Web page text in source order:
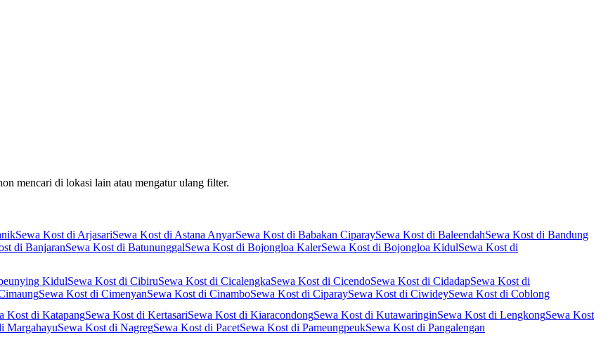
mencari di lokasi lain atau mengatur ulang filter.
Sewa Kost di ArjasariSewa Kost di Astana AnyarSewa Kost di Babakan CiparaySewa Kost di BaleendahSewa Kost di Bandung
di BanjaranSewa Kost di BatununggalSewa Kost di Bojongloa KalerSewa Kost di Bojongloa KidulSewa Kost di
KidulSewa Kost di CibiruSewa Kost di CicalengkaSewa Kost di CicendoSewa Kost di CidadapSewa Kost di
Sewa Kost di CimenyanSewa Kost di CinamboSewa Kost di CiparaySewa Kost di CiwideySewa Kost di Coblong
Kost di KatapangSewa Kost di KertasariSewa Kost di KiaracondongSewa Kost di KutawaringinSewa Kost di LengkongSewa Kost
MargahayuSewa Kost di NagregSewa Kost di PacetSewa Kost di PameungpeukSewa Kost di Pangalengan